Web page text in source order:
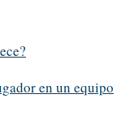
en un equipo